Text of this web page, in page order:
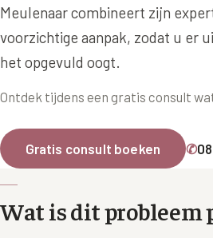
Meulenaar combineert zijn
voorzichtige aanpak, zodat u er
het opgevuld oogt.
Ontdek tijdens een gratis consult
Gratis consult boeken ✆
Wat is dit probleem